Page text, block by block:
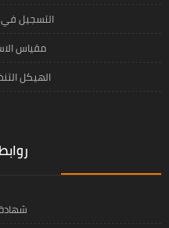
التسجيل في
مقياس
الهيكل